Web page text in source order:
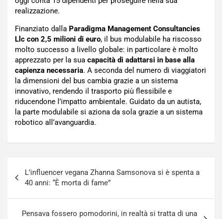
realizzazione.
Finanziato dalla Paradigma Management Consultancies
Llc con 2,5 milioni di euro, il bus modulabile ha riscosso
molto successo a livello globale: in particolare è molto
apprezzato per la sua capacità di adattarsi in base alla
capienza necessaria. A seconda del numero di viaggiatori
la dimensioni del bus cambia grazie a un sistema
innovativo, rendendo il trasporto più flessibile e
riducendone l’impatto ambientale. Guidato da un autista,
la parte modulabile si aziona da sola grazie a un sistema
robotico all’avanguardia.
articoli
L’influencer vegana Zhanna Samsonova si è spenta a
40 anni: “È morta di fame”
Pensava fossero pomodorini, in realtà si tratta di una